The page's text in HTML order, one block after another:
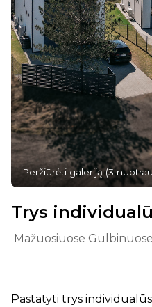
Peržiūrėti galeriją(3
Trys
Mažuosiuose
Pastatyti trys